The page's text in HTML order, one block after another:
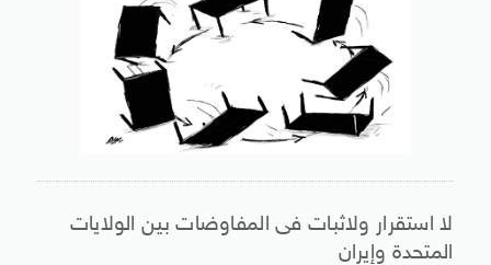
لا استقرار ولاثبات فى المفاوضات بين الولايات
المتحدة وإيران